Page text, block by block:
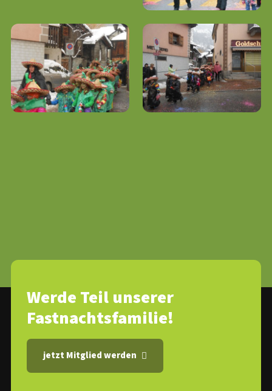
Werde Teil unserer
Fastnachtsfamilie!
jetzt Mitglied werden